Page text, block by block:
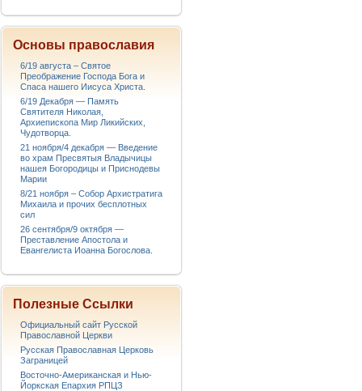
Основы православия
6/19 августа – Святое
Преображение Господа Бога и
Спаса нашего Иисуса Христа.
6/19 Декабря — Память
Святителя Николая,
Архиепископа Мир Ликийских,
Чудотворца.
21 ноября/4 декабря — Введение
во храм Пресвятыя Владычицы
нашея Богородицы и Приснодевы
Марии
8/21 ноября – Собор Архистратига
Михаила и прочих бесплотных
сил
26 сентября/9 октября —
Преставление Апостола и
Евангелиста Иоанна Богослова.
Полезные Ссылки
Официальный сайт Русской
Православной Церкви
Русская Православная Церковь
Заграницей
Восточно-Американская и Нью-
Йоркская Епархия РПЦЗ